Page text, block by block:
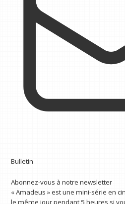
Bulletin
Abonnez-vous à notre newsletter
« Amadeus » est une mini-série en
le même jour pendant 5 heures si